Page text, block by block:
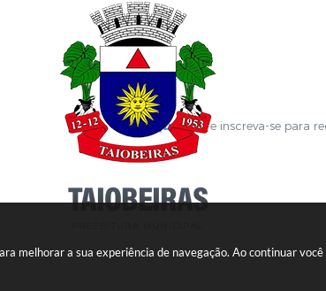
melhorar a sua experiência de navegação. Ao continuar você
GPI
Diário Oficial
Fale com RH
SGDI - Sistema de Gerência de
Concurso Público e Processo Seletivo
Portal da Atenção Primaria
Clique aquie inscreva-se para